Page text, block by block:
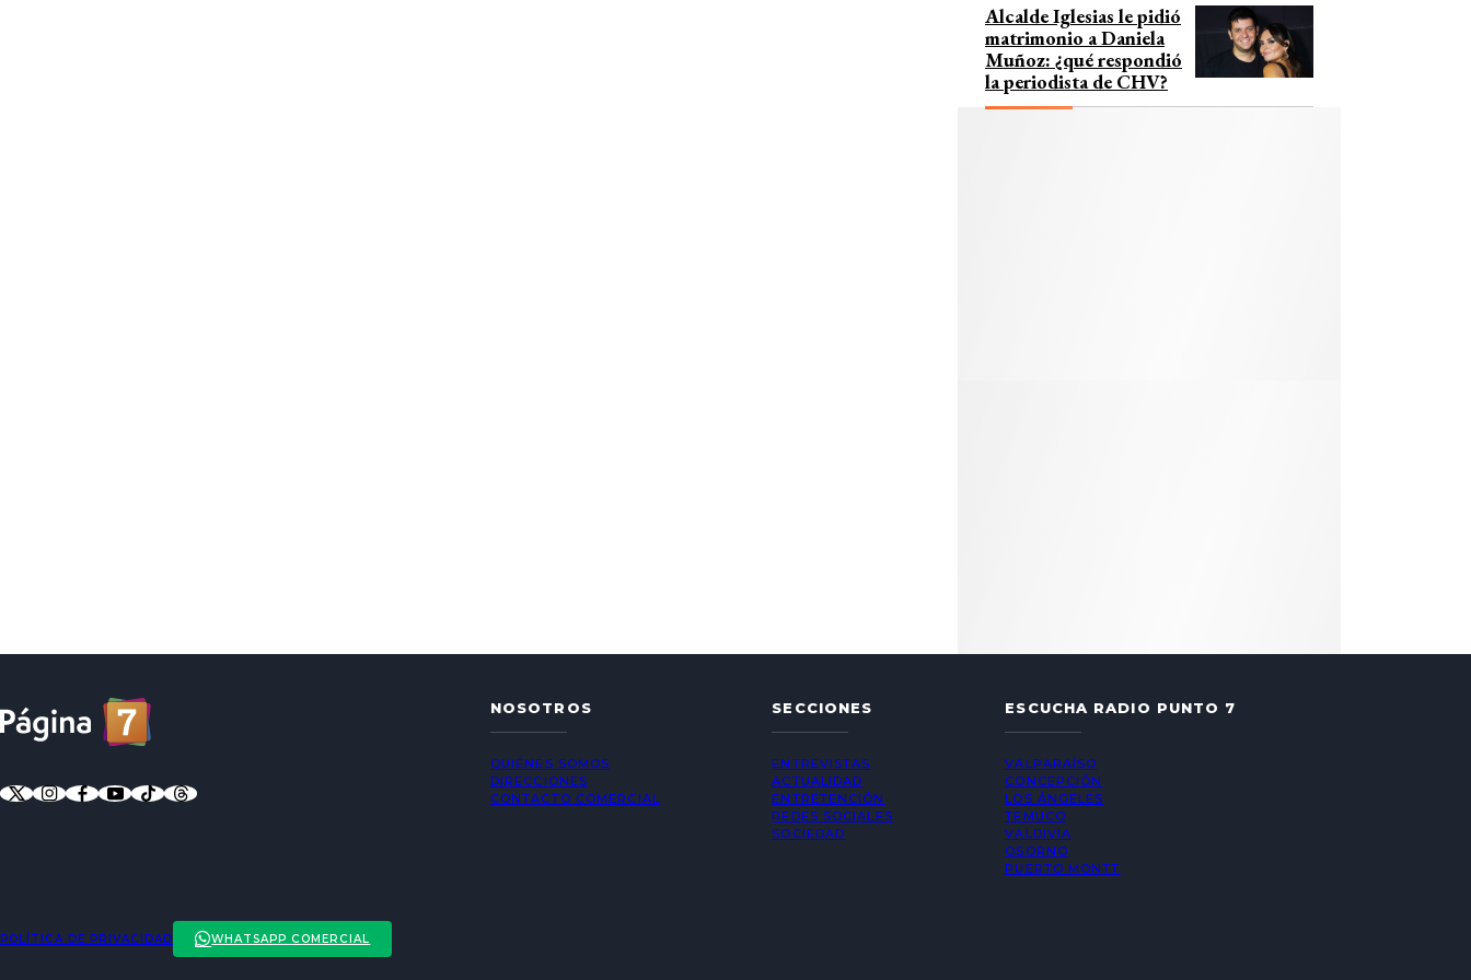
Alcalde Iglesias le pidió
matrimonio a Daniela
Muñoz: ¿qué respondió
la periodista de CHV?
NOSOTROS
QUIÉNES SOMOS
DIRECCIONES
CONTACTO COMERCIAL
SECCIONES
ENTREVISTAS
ACTUALIDAD
ENTRETENCIÓN
REDES SOCIALES
SOCIEDAD
ESCUCHA RADIO PUNTO 7
VALPARAÍSO
CONCEPCIÓN
LOS ÁNGELES
TEMUCO
VALDIVIA
OSORNO
PUERTO MONTT
POLÍTICA DE PRIVACIDAD WHATSAPP COMERCIAL